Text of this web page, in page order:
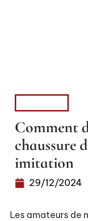
Comment
chaussure
imitation
29/12/2024
Les amateurs de